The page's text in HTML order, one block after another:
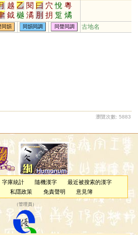
越 乙 閱 曰 穴 悅 粵
鉞 樾 潏 刖 抈 踅 燏
爇 矞 玥 鷸 乚 狘 鴥
泧 瞲 戉 軏 泬 僪 欥
同韻 同韻同調 同聲同調 古地名
瀏覽次數: 5883
字庫統計 隨機漢字
最近被搜索的漢字
私隱政策 免責聲明 意見簿
（管理員 ）